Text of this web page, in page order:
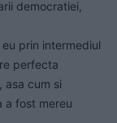
democratiei,
prin intermediul
perfecta
asa cum si
a fost mereu